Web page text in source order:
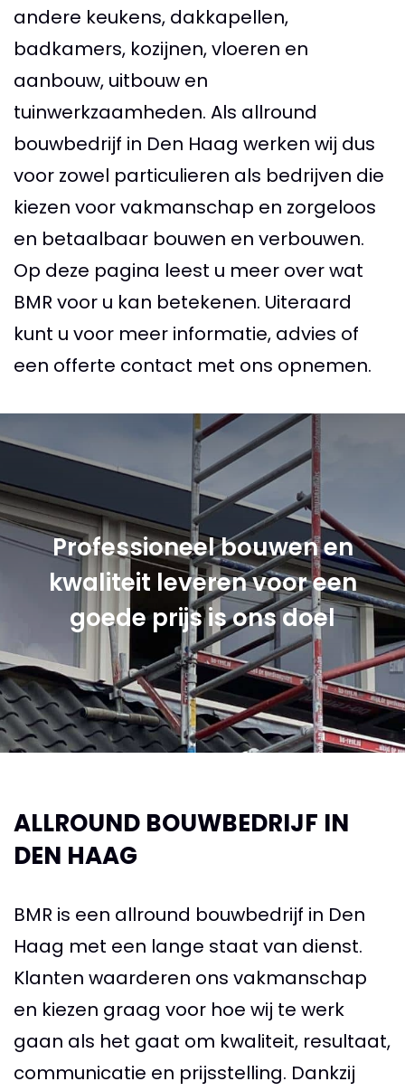
andere keukens, dakkapellen,
badkamers, kozijnen, vloeren en
aanbouw, uitbouw en
tuinwerkzaamheden. Als allround
bouwbedrijf in Den Haag werken wij dus
voor zowel particulieren als bedrijven die
kiezen voor vakmanschap en zorgeloos
en betaalbaar bouwen en verbouwen.
Op deze pagina leest u meer over wat
BMR voor u kan betekenen. Uiteraard
kunt u voor meer informatie, advies of
een offerte contact met ons opnemen.
Professioneel bouwen en
kwaliteit leveren voor een
goede prijs is ons doel
ALLROUND BOUWBEDRIJF IN
DEN HAAG
BMR is een allround bouwbedrijf in Den
Haag met een lange staat van dienst.
Klanten waarderen ons vakmanschap
en kiezen graag voor hoe wij te werk
gaan als het gaat om kwaliteit, resultaat,
communicatie en prijsstelling. Dankzij